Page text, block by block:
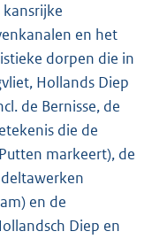
en het
dorpen die in
Hollands Diep
de Bernisse, de
die de
markeert), de
en de
Diep en